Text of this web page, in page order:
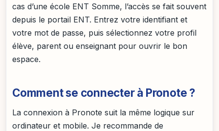
cas d’une école ENT Somme, l’accès se fait souvent
depuis le portail ENT. Entrez votre identifiant et
votre mot de passe, puis sélectionnez votre profil
élève, parent ou enseignant pour ouvrir le bon
espace.
Comment se connecter à Pronote ?
La connexion à Pronote suit la même logique sur
ordinateur et mobile. Je recommande de